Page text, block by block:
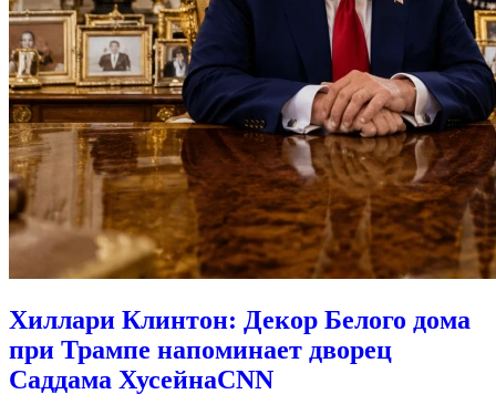
Хиллари Клинтон: Декор Белого дома
при Трампе напоминает дворец
Саддама ХусейнаCNN